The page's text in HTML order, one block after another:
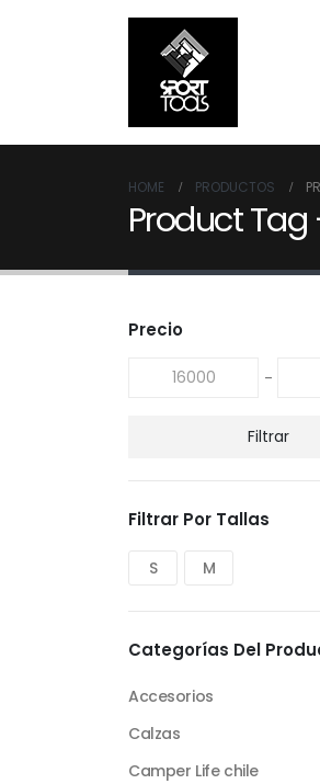
HOME PRODUCTOS
Product
Precio
-
Filtrar
Filtrar Por Tallas
S M
Categorías Del
Accesorios
Calzas
Camper Life chile